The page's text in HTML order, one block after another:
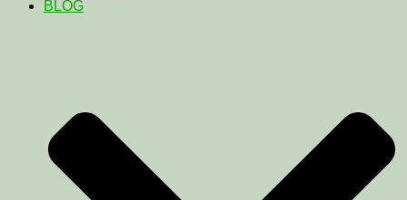
BLOG